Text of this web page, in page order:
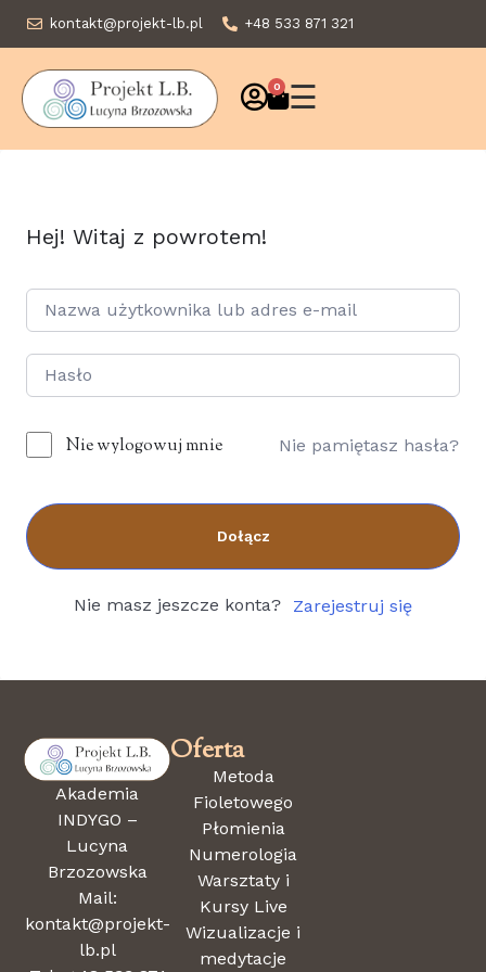
kontakt@projekt-lb.pl +48 533 871 321
0 ☰
Hej! Witaj z powrotem!
Nie wylogowuj mnie Nie pamiętasz hasła?
Dołącz
Nie masz jeszcze konta? Zarejestruj się
Akademia
INDYGO –
Lucyna
Brzozowska
Mail:
kontakt@projekt-
lb.pl
Oferta
Metoda
Fioletowego
Płomienia
Numerologia
Warsztaty i
Kursy Live
Wizualizacje i
medytacje